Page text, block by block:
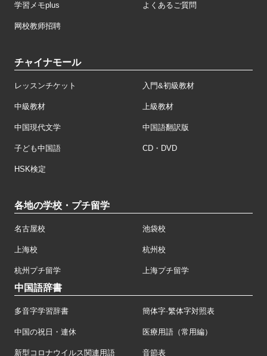
学習メモplus よくあるご質問
网校教师招聘
チャイナモール
レッスンチケット 入門&初級教材
中級教材 上級教材
中国現代文学 中国語翻訳版
子ども中国語 CD・DVD
HSK検定
各地の学校・プチ留学
名古屋校 池袋校
上海校 杭州校
杭州プチ留学 上海プチ留学
中国語辞書
多音字学習辞書 簡体字·繁体字対照表
中国の祝日・連休 医療用語（常用編）
新型コロナウイルス関連用語 音節表